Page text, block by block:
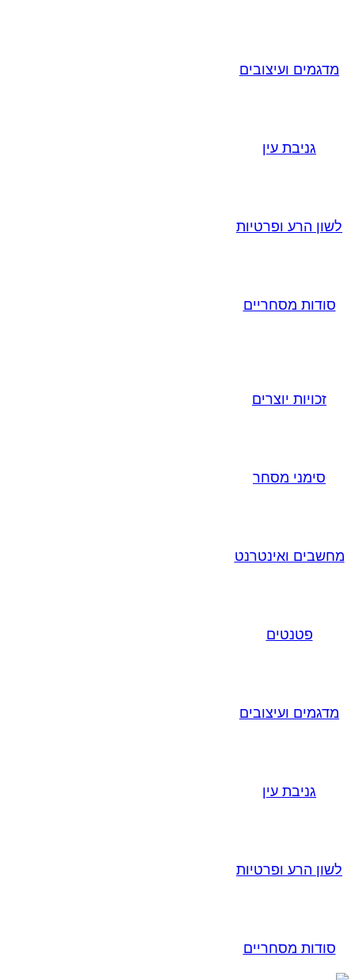
מדגמים ועיצובים
גניבת עין
לשון הרע ופרטיות
סודות מסחריים
זכויות יוצרים
סימני מסחר
מחשבים ואינטרנט
פטנטים
מדגמים ועיצובים
גניבת עין
לשון הרע ופרטיות
סודות מסחריים